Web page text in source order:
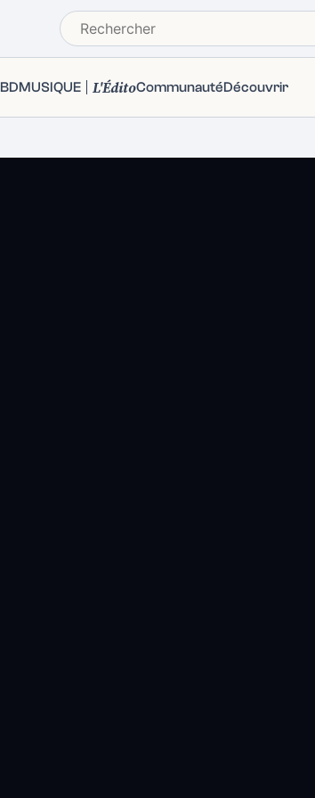
BDMUSIQUE L'ÉditoCommunautéDécouvrir